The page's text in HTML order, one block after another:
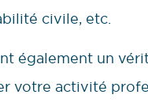
civile, etc.
également un
votre activité